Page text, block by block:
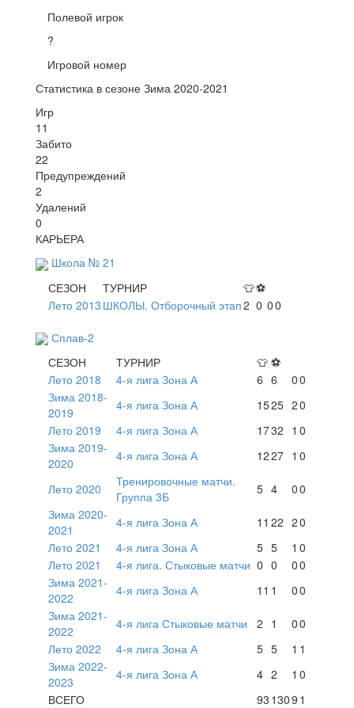
Полевой игрок
?
Игровой номер
Статистика в сезоне Зима 2020-2021
Игр
11
Забито
22
Предупреждений
2
Удалений
0
КАРЬЕРА
Школа № 21
СЕЗОН
ТУРНИР 👕⚽
Лето 2013 ШКОЛЫ. Отборочный этап2 0 00
Сплав-2
СЕЗОН
ТУРНИР 👕 ⚽
Лето 2018
4-я лига Зона А 6 6 00
Зима 2018-
2019
4-я лига Зона А 1525 20
Лето 2019
4-я лига Зона А 1732 1 0
Зима 2019-
2020
4-я лига Зона А 1227 1 0
Лето 2020
Тренировочные матчи.
Группа 3Б
5 4 00
Зима 2020-
2021
4-я лига Зона А 11 22 20
Лето 2021
4-я лига Зона А 5 5 1 0
Лето 2021
4-я лига. Стыковые матчи 0 0 00
Зима 2021-
2022
4-я лига Зона А 11 1 00
Зима 2021-
2022
4-я лига Стыковые матчи 2 1 00
Лето 2022
4-я лига Зона А 5 5 1 1
Зима 2022-
2023
4-я лига Зона А 4 2 1 0
ВСЕГО
93 1309 1